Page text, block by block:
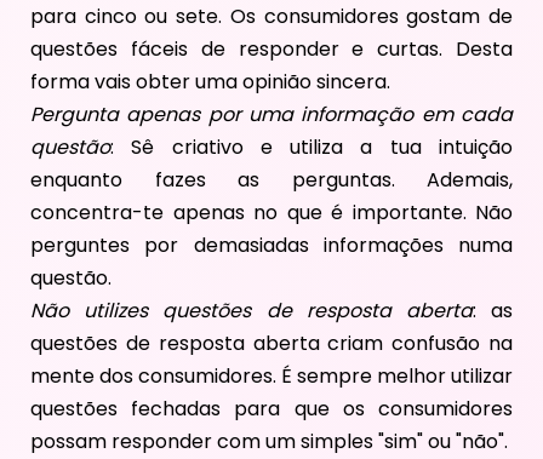
para cinco ou sete. Os consumidores gostam de
questões fáceis de responder e curtas. Desta
forma vais obter uma opinião sincera.
Pergunta apenas por uma informação em cada
questão: Sê criativo e utiliza a tua intuição
enquanto fazes as perguntas. Ademais,
concentra-te apenas no que é importante. Não
perguntes por demasiadas informações numa
questão.
Não utilizes questões de resposta aberta: as
questões de resposta aberta criam confusão na
mente dos consumidores. É sempre melhor utilizar
questões fechadas para que os consumidores
possam responder com um simples "sim" ou "não".